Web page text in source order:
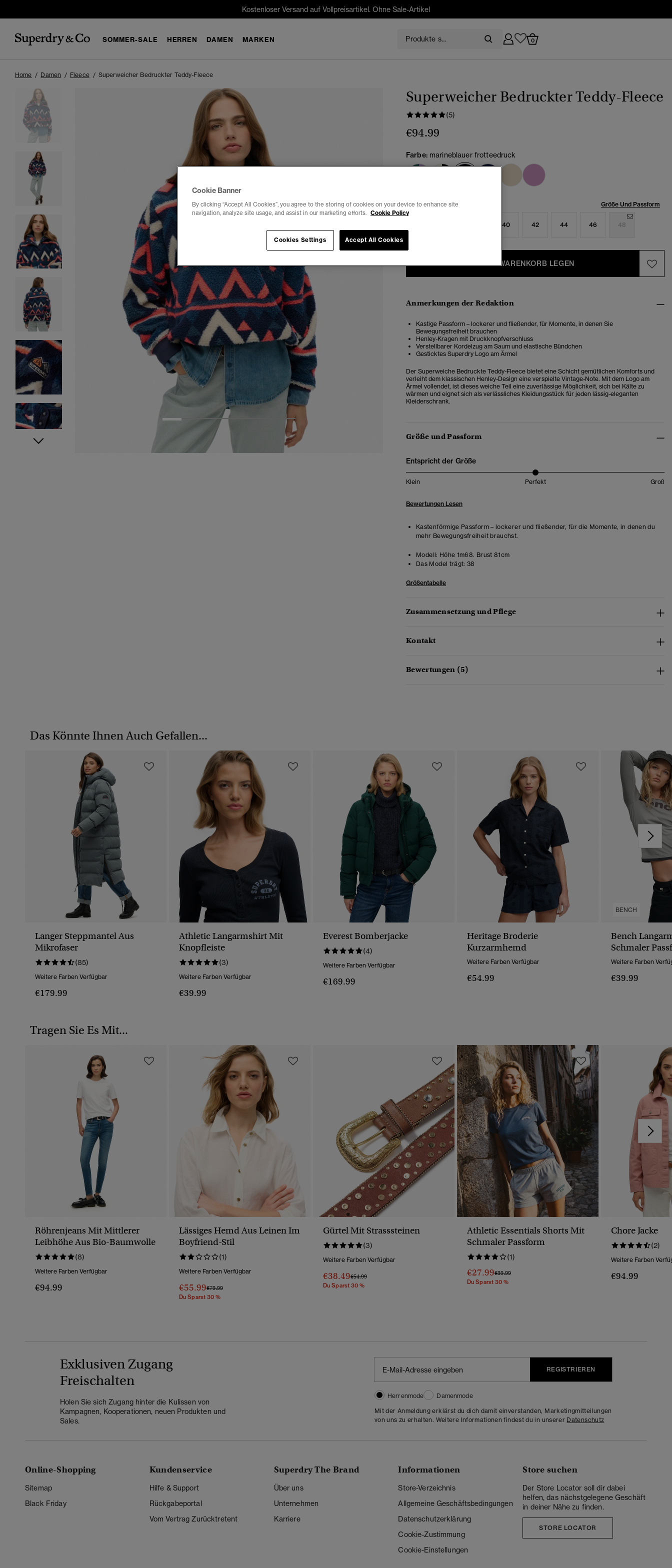
Kostenloser Versand auf Vollpreisartikel. Ohne Sale-Artikel
SOMMER-SALE HERREN DAMEN MARKEN 0
Home Damen Fleece Superweicher Bedruckter Teddy-Fleece
4 7
Superweicher Bedruckter Teddy-Fleece
(5)
€94.99
Farbe: marineblauer frotteedruck
Ausgewählt
Auswählen Größe: Größe Und Passform
40 42 44 46 48
IN DEN WARENKORB LEGEN
Anmerkungen der Redaktion
Kastige Passform – lockerer und fließender, für Momente, in denen Sie
Bewegungsfreiheit brauchen
Henley-Kragen mit Druckknopfverschluss
Verstellbarer Kordelzug am Saum und elastische Bündchen
Gesticktes Superdry Logo am Ärmel
Der Superweiche Bedruckte Teddy-Fleece bietet eine Schicht gemütlichen Komforts und
verleiht dem klassischen Henley-Design eine verspielte Vintage-Note. Mit dem Logo am
Ärmel vollendet, ist dieses weiche Teil eine zuverlässige Möglichkeit, sich bei Kälte zu
wärmen und eignet sich als verlässliches Kleidungsstück für jeden lässig-eleganten
Kleiderschrank.
Größe und Passform
Entspricht der Größe
Klein Perfekt Groß
Bewertungen Lesen
Kastenförmige Passform – lockerer und fließender, für die Momente, in denen du
mehr Bewegungsfreiheit brauchst.
Modell: Höhe 1m68. Brust 81cm
Das Model trägt: 38
Größentabelle
Zusammensetzung und Pflege
Kontakt
Bewertungen (5)
Das Könnte Ihnen Auch Gefallen...
Langer Steppmantel Aus
Mikrofaser
(85)
Weitere Farben Verfügbar
€179.99
Athletic Langarmshirt Mit
Knopfleiste
(3)
Weitere Farben Verfügbar
€39.99
Everest Bomberjacke
(4)
Weitere Farben Verfügbar
€169.99
Heritage Broderie
Kurzarmhemd
Weitere Farben Verfügbar
€54.99
BENCH
Bench
Schmaler
Weitere Farben
€39.99
Tragen Sie Es Mit...
Röhrenjeans Mit Mittlerer
Leibhöhe Aus Bio-Baumwolle
(8)
Weitere Farben Verfügbar
€94.99
Lässiges Hemd Aus Leinen Im
Boyfriend-Stil
(1)
Weitere Farben Verfügbar
€55.99Preis Wurde Reduziert Von
€79.99Bis
Du Sparst 30 %
Gürtel Mit Strasssteinen
(3)
Weitere Farben Verfügbar
€38.49Preis Wurde Reduziert Von
€54.99Bis
Du Sparst 30 %
Athletic Essentials Shorts Mit
Schmaler Passform
(1)
€27.99Preis Wurde Reduziert Von
€39.99Bis
Du Sparst 30 %
Chore Jacke
(2)
Weitere Farben
€94.99
Exklusiven Zugang
Freischalten
Holen Sie sich Zugang hinter die Kulissen von
Kampagnen, Kooperationen, neuen Produkten und
Sales.
REGISTRIEREN
Herrenmode
Damenmode
Mit der Anmeldung erklärst du dich damit einverstanden, Marketingmitteilungen
von uns zu erhalten. Weitere Informationen findest du in unserer Datenschutz
Online-Shopping
Sitemap
Black Friday
Kundenservice
Hilfe & Support
Rückgabeportal
Vom Vertrag Zurücktretent
Superdry The Brand
Über uns
Unternehmen
Karriere
Informationen
Store-Verzeichnis
Allgemeine Geschäftsbedingungen
Datenschutzerklärung
Cookie-Zustimmung
Cookie-Einstellungen
Store suchen
Der Store Locator soll dir dabei
helfen, das nächstgelegene Geschäft
in deiner Nähe zu finden.
STORE LOCATOR
Cookie Banner
By clicking “Accept All Cookies”, you agree to the storing of cookies on your device to enhance site
navigation, analyze site usage, and assist in our marketing efforts. Cookie Policy
Accept All Cookies
Cookies Settings